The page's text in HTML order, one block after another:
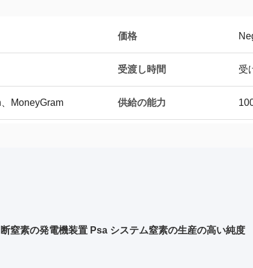
価格
受渡し時間 受
MoneyGram 供給の能力
窒素の発電機装置 Psa システム窒素の生産の高い純度